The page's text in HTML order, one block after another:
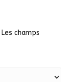
Les champs